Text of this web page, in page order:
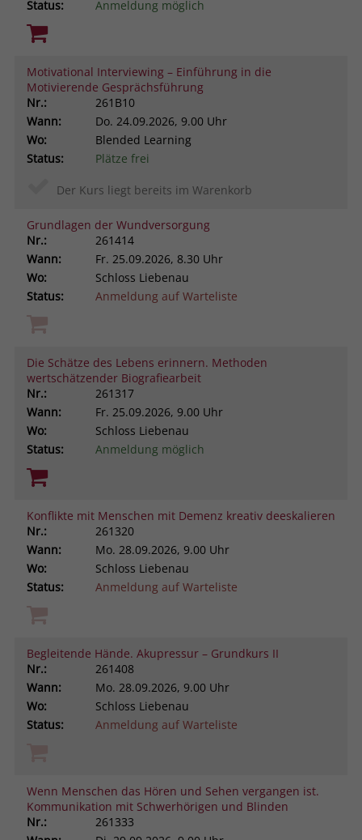
Status: Anmeldung möglich
Motivational Interviewing – Einführung in die
Motivierende Gesprächsführung
Nr.:
261B10
Wann:
Do. 24.09.2026, 9.00 Uhr
Wo:
Blended Learning
Status:
Plätze frei
Der Kurs liegt bereits im Warenkorb
Grundlagen der Wundversorgung
Nr.:
261414
Wann:
Fr. 25.09.2026, 8.30 Uhr
Wo:
Schloss Liebenau
Status:
Anmeldung auf Warteliste
Die Schätze des Lebens erinnern. Methoden
wertschätzender Biografiearbeit
Nr.:
261317
Wann:
Fr. 25.09.2026, 9.00 Uhr
Wo:
Schloss Liebenau
Status:
Anmeldung möglich
Konflikte mit Menschen mit Demenz kreativ deeskalieren
Nr.:
261320
Wann:
Mo. 28.09.2026, 9.00 Uhr
Wo:
Schloss Liebenau
Status:
Anmeldung auf Warteliste
Begleitende Hände. Akupressur – Grundkurs II
Nr.:
261408
Wann:
Mo. 28.09.2026, 9.00 Uhr
Wo:
Schloss Liebenau
Status:
Anmeldung auf Warteliste
Wenn Menschen das Hören und Sehen vergangen ist.
Kommunikation mit Schwerhörigen und Blinden
Nr.:
261333